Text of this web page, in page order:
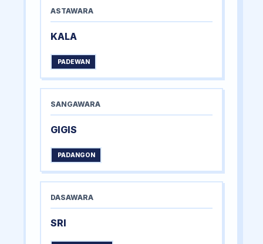
ASTAWARA
KALA
PADEWAN
SANGAWARA
GIGIS
PADANGON
DASAWARA
SRI